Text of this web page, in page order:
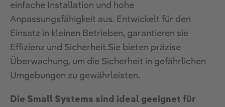
einfache Installation und hohe
Anpassungsfähigkeit aus. Entwickelt für den
Einsatz in kleinen Betrieben, garantieren sie
Effizienz und Sicherheit.Sie bieten präzise
Überwachung, um die Sicherheit in gefährlichen
Umgebungen zu gewährleisten.
Die Small Systems sind ideal geeignet für